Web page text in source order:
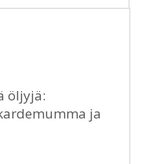
öljyjä:
ja